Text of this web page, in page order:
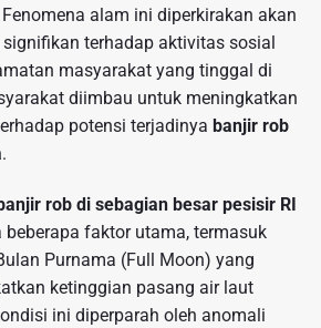
alam ini diperkirakan akan
terhadap aktivitas sosial
masyarakat yang tinggal di
diimbau untuk meningkatkan
potensi terjadinya banjir rob
.
rob di sebagian besar pesisir RI
faktor utama, termasuk
Purnama (Full Moon) yang
ketinggian pasang air laut
ini diperparah oleh anomali